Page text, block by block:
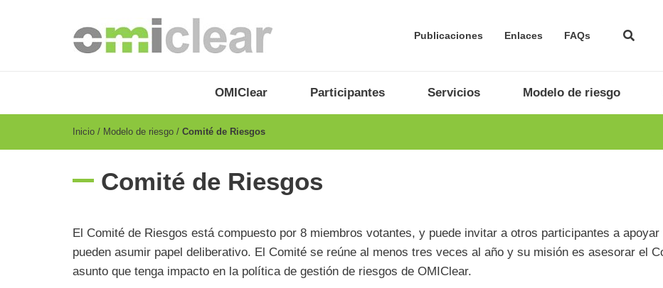
Publicaciones Enlaces FAQs
ES
OMIClear Participantes Servicios Modelo de riesgo
Breadcrumb
Inicio Modelo de riesgo Comité de Riesgos
Comité de Riesgos
El Comité de Riesgos está compuesto por 8 miembros votantes, y puede invitar a otros participantes a
pueden asumir papel deliberativo. El Comité se reúne al menos tres veces al año y su misión es asesorar el
asunto que tenga impacto en la política de gestión de riesgos de OMIClear.